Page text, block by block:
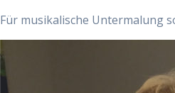
Für musikalische Untermalung